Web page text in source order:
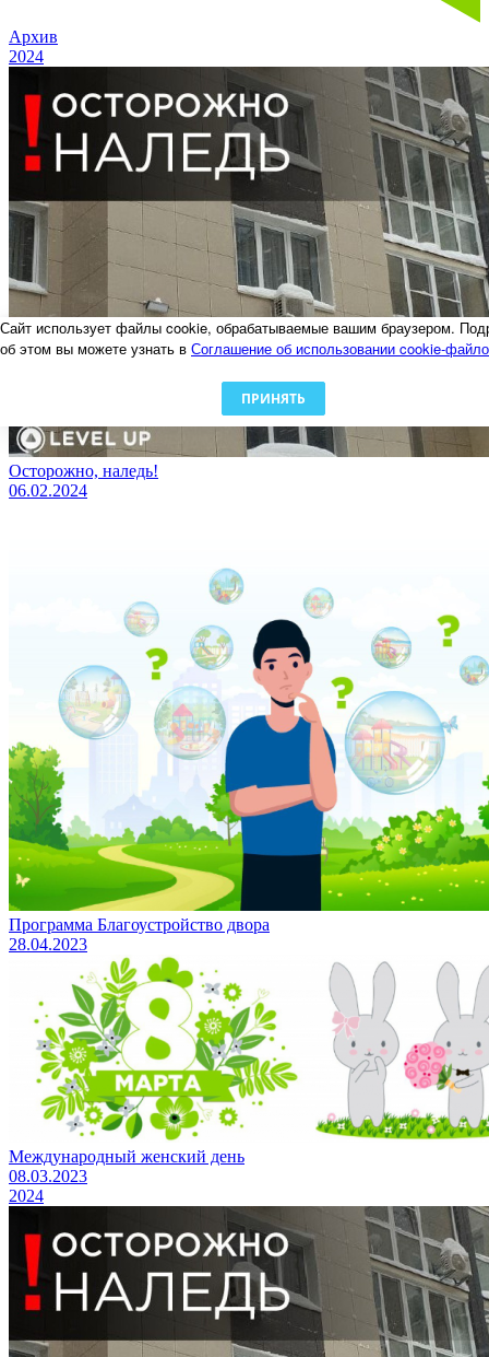
Архив
2024
Осторожно, наледь!
06.02.2024
Программа Благоустройство двора
28.04.2023
Международный женский день
08.03.2023
2024
Сайт использует файлы cookie, обрабатываемые вашим браузером.
об этом вы можете узнать в Соглашение об использовании cookie-
ПРИНЯТЬ